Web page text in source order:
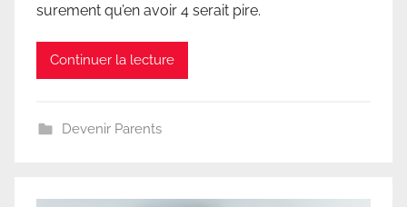
surement qu’en avoir 4 serait pire.
Continuer la lecture
Devenir Parents